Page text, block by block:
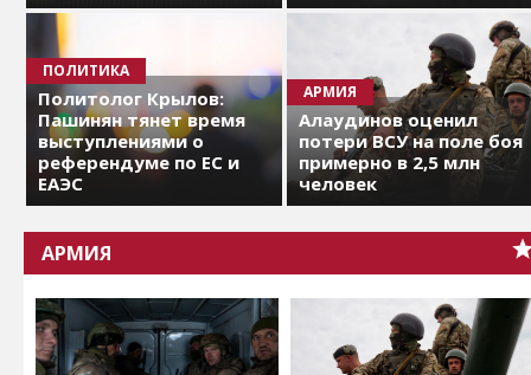
ПОЛИТИКА
Политолог Крылов:
Пашинян тянет время
выступлениями о
референдуме по ЕС и
ЕАЭС
АРМИЯ
Алаудинов оценил
потери ВСУ на поле боя
примерно в 2,5 млн
человек
АРМИЯ